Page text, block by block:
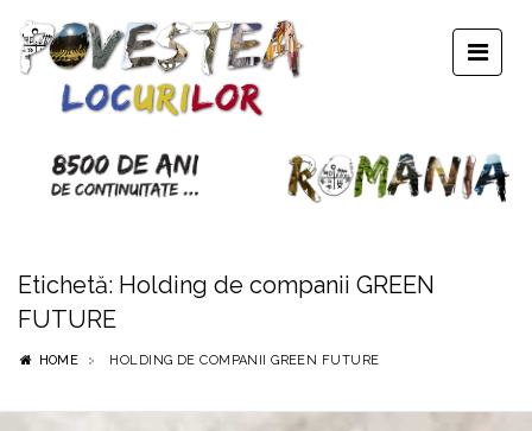
Etichetă: Holding de companii GREEN
FUTURE
HOME HOLDING DE COMPANII GREEN FUTURE